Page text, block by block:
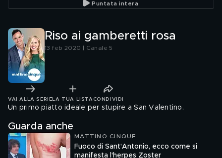
Puntata intera
Riso ai gamberetti rosa
13 feb 2020 | Canale 5
VAI ALLA SERIE LA TUA LISTA CONDIVIDI
Un primo piatto ideale per stupire a San Valentino.
Guarda anche
MATTINO CINQUE
Fuoco di Sant'Antonio, ecco come si
manifesta l'herpes Zoster